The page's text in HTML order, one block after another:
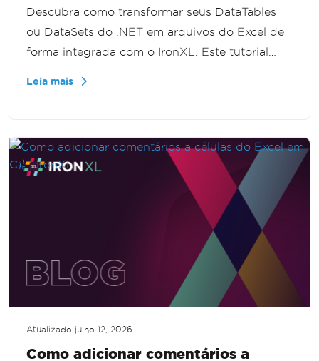
Descubra como transformar seus DataTables
ou DataSets do .NET em arquivos do Excel de
forma integrada com o IronXL. Este tutorial
Leia mais
Atualizado julho 12, 2026
Como adicionar comentários a